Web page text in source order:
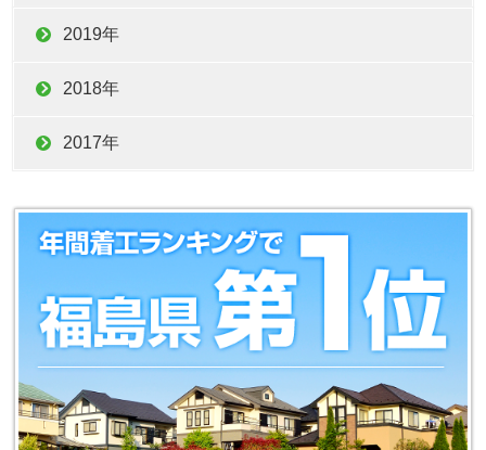
2019年
2018年
2017年